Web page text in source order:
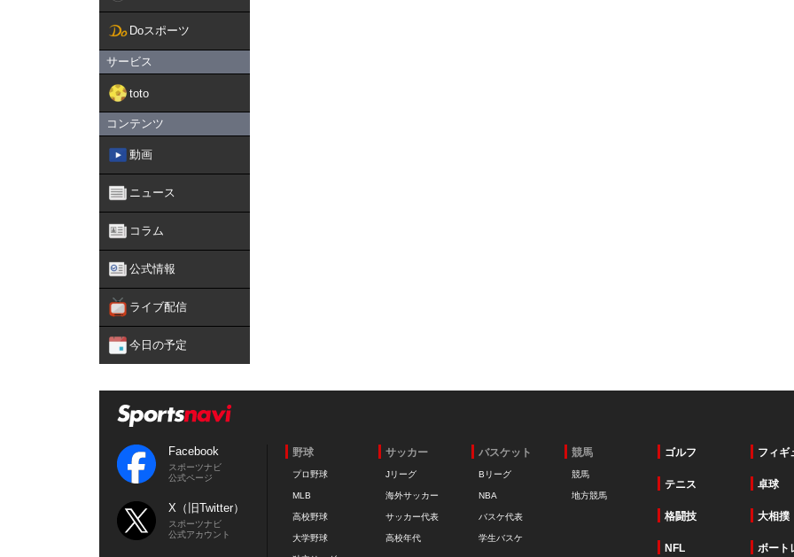
Doスポーツ
サービス
toto
コンテンツ
動画
ニュース
コラム
公式情報
ライブ配信
今日の予定
Facebook
スポーツナビ
公式ページ
X（旧Twitter）
スポーツナビ
公式アカウント
野球
プロ野球
MLB
高校野球
大学野球
サッカー
Jリーグ
海外サッカー
サッカー代表
高校年代
バスケット
Bリーグ
NBA
バスケ代表
学生バスケ
競馬
競馬
地方競馬
ゴルフ フィギ
テニス 卓球
格闘技 大相撲
NFL ボート